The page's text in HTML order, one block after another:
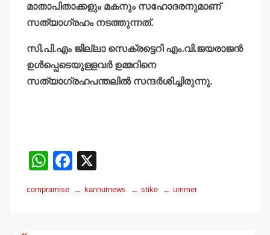
മാതാപിതാക്കളും മകനും സഹോദരനുമാണ്
സത്യാഗ്രഹം നടത്തുന്നത്.
സി.പി.എം ജില്ലാ സെക്രട്ടെറി എം.വി.ജയരാജന്‍
ഉള്‍പ്പെടെയുള്ളവര്‍ ഉമ്മറിനെ
സത്യാഗ്രഹപന്തലില്‍ സന്ദര്‍ശിച്ചിരുന്നു.
W
at
F
c
compramise kannurnews stike ummer